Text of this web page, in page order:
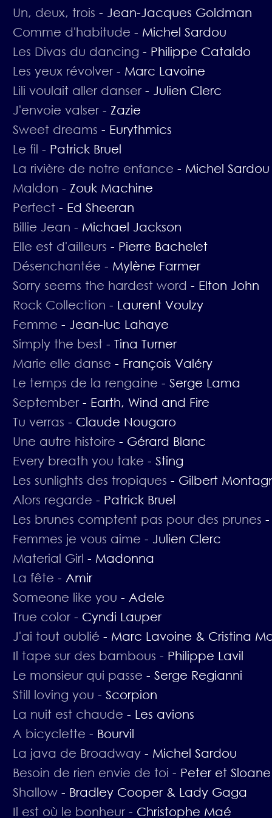
Un, deux, trois - Jean-Jacques Goldman
Comme d'habitude - Michel Sardou
Les Divas du dancing - Philippe Cataldo
Les yeux révolver - Marc Lavoine
Lili voulait aller danser - Julien Clerc
J'envoie valser - Zazie
Sweet dreams - Eurythmics
Le fil - Patrick Bruel
La rivière de notre enfance - Michel
Maldon - Zouk Machine
Perfect - Ed Sheeran
Billie Jean - Michael Jackson
Elle est d'ailleurs - Pierre Bachelet
Désenchantée - Mylène Farmer
Sorry seems the hardest word - Elton John
Rock Collection - Laurent Voulzy
Femme - Jean-luc Lahaye
Simply the best - Tina Turner
Marie elle danse - François Valéry
Le temps de la rengaine - Serge Lama
September - Earth, Wind and Fire
Tu verras - Claude Nougaro
Une autre histoire - Gérard Blanc
Every breath you take - Sting
Les sunlights des tropiques - Gilbert
Alors regarde - Patrick Bruel
Les brunes comptent pas pour des prunes
Femmes je vous aime - Julien Clerc
Material Girl - Madonna
La fête - Amir
Someone like you - Adele
True color - Cyndi Lauper
J'ai tout oublié - Marc Lavoine & Cristina
Il tape sur des bambous - Philippe Lavil
Le monsieur qui passe - Serge Regianni
Still loving you - Scorpion
La nuit est chaude - Les avions
A bicyclette - Bourvil
La java de Broadway - Michel Sardou
Besoin de rien envie de toi - Peter et Sloane
Shallow - Bradley Cooper & Lady Gaga
Il est où le bonheur - Christophe Maé